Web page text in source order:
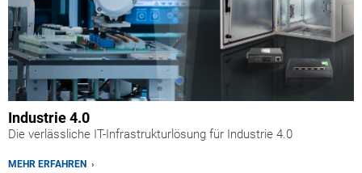
Industrie 4.0
Die verlässliche IT-Infrastrukturlösung für Industrie 4.0
MEHR ERFAHREN ›